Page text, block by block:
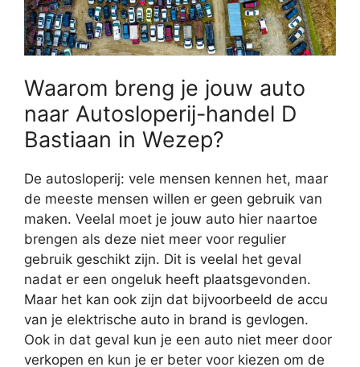
Waarom breng je jouw auto
naar Autosloperij-handel D
Bastiaan in Wezep?
De autosloperij: vele mensen kennen het, maar
de meeste mensen willen er geen gebruik van
maken. Veelal moet je jouw auto hier naartoe
brengen als deze niet meer voor regulier
gebruik geschikt zijn. Dit is veelal het geval
nadat er een ongeluk heeft plaatsgevonden.
Maar het kan ook zijn dat bijvoorbeeld de accu
van je elektrische auto in brand is gevlogen.
Ook in dat geval kun je een auto niet meer door
verkopen en kun je er beter voor kiezen om de